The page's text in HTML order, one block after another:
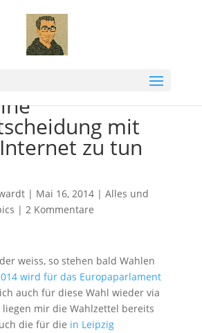
mit
zu tun
| Mai 16, 2014| Alles und
| 2 Kommentare
weiss, so stehen bald Wahlen
wird für das Europaparlament
auch für diese Wahl wieder via
mir die Wahlzettel bereits
die für die in Leipzig